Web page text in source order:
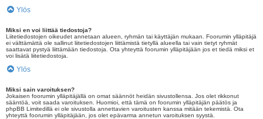
Ylös
Miksi en voi liittää tiedostoja?
Liitetiedostojen oikeudet annetaan alueen, ryhmän tai käyttäjän mukaan. Foorumin ylläpitäjä
ei välttämättä ole sallinut liitetiedostojen liittämistä tietyllä alueella tai vain tietyt ryhmät
saattavat pystyä liittämään tiedostoja. Ota yhteyttä foorumin ylläpitäjään jos et tiedä miksi et
voi lisätä liitetiedostoja.
Ylös
Miksi sain varoituksen?
Jokaisen foorumin ylläpitäjällä on omat säännöt heidän sivustollensa. Jos olet rikkonut
sääntöä, voit saada varoituksen. Huomioi, että tämä on foorumin ylläpitäjän päätös ja
phpBB Limitedillä ei ole sivustolla annettavien varoitusten kanssa mitään tekemistä. Ota
yhteyttä foorumin ylläpitäjään, jos olet epävarma annetun varoituksen syystä.